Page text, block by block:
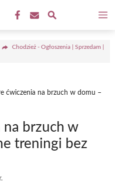
Chodzież - Ogłoszenia | Sprzedam |
ćwiczenia na brzuch w domu –
na brzuch w
treningi bez